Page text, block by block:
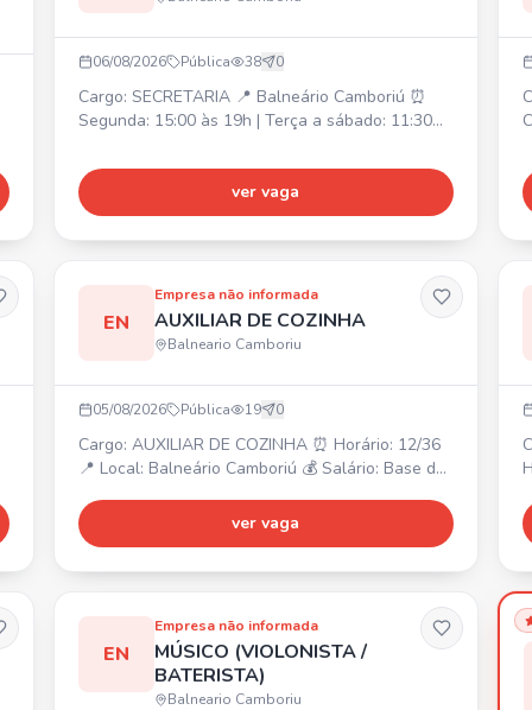
06/08/2026 Pública 38 0
Cargo: SECRETARIA 📍 Balneário Camboriú ⏰
Segunda: 15:00 às 19h | Terça a sábado: 11:30
826,70 (seg a sab) Atividades: Atendimento ao
público presencial e online, caixa, auxílio para um
bom andamento do salão, cuidado com o cliente
e ambiente. Requisito: Ter experiência na função.
ver vaga
EN
Empresa não informada
AUXILIAR DE COZINHA
Balneario Camboriu
05/08/2026 Pública 19 0
Cargo: AUXILIAR DE COZINHA ⏰ Horário: 12/36
📍 Local: Balneário Camboriú 💰 Salário: Base da
seu currículo para o WhatsApp.
ver vaga
EN
Empresa não informada
MÚSICO (VIOLONISTA /
BATERISTA)
Balneario Camboriu